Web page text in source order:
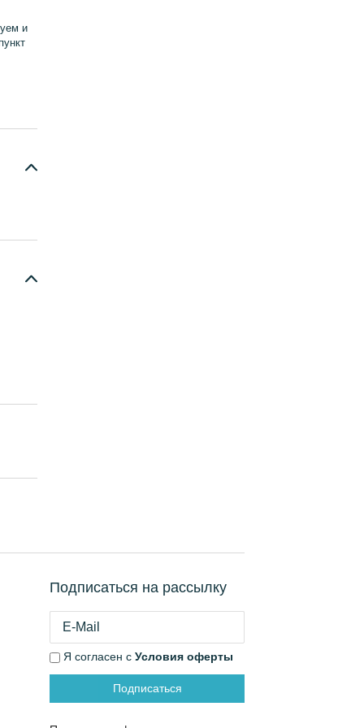
и
Подписаться на рассылку
Я согласен с Условия оферты
Подписаться